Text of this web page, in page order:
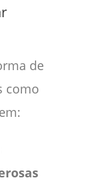
de
como